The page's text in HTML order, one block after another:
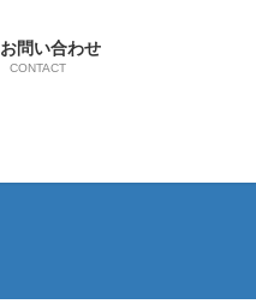
お問い合わせ
CONTACT